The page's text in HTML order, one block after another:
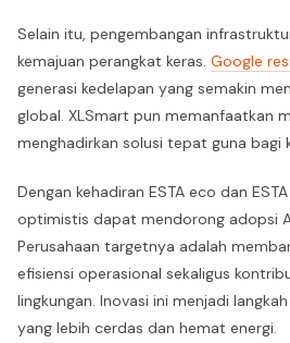
Selain itu, pengembangan
kemajuan perangkat keras. Google
generasi kedelapan yang semakin
global. XLSmart pun memanfaatkan
menghadirkan solusi tepat guna bagi
Dengan kehadiran ESTA eco dan
optimistis dapat mendorong adopsi
Perusahaan targetnya adalah
efisiensi operasional sekaligus
lingkungan. Inovasi ini menjadi
yang lebih cerdas dan hemat energi.